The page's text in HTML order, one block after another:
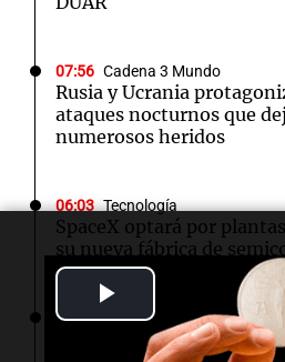
Video
07:56 Cadena 3 Mundo
Rusia y Ucrania
ataques nocturnos que
numerosos heridos
06:03 Tecnología
SpaceX optará por
su nueva fábrica de
04:49 Mundo
Nagasaki recuerda los